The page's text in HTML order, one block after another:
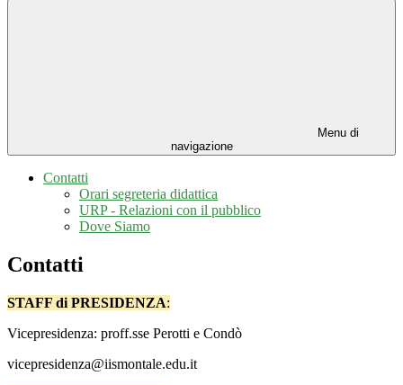
Menu di
navigazione
Contatti
Orari segreteria didattica
URP - Relazioni con il pubblico
Dove Siamo
Contatti
STAFF di PRESIDENZA:
Vicepresidenza: proff.sse Perotti e Condò
vicepresidenza@iismontale.edu.it